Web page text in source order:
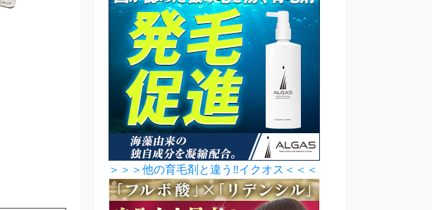
＞＞＞他の育毛剤と違う‼イクオス＜＜＜